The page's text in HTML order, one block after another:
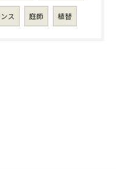
ス 庭師 植替